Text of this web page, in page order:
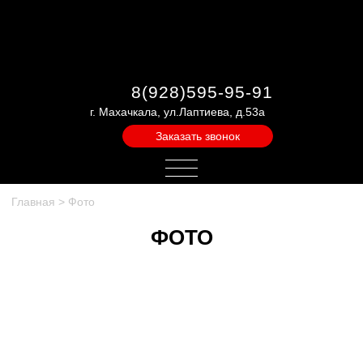
8(928)595-95-91
г. Махачкала, ул.Лаптиева, д.53а
Заказать звонок
Главная > Фото
ФОТО